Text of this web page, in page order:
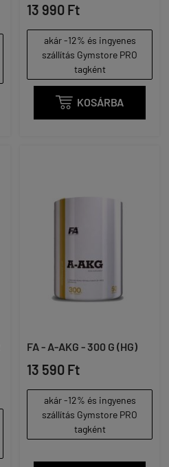
13 990 Ft
akár -12% és ingyenes
szállítás Gymstore PRO
tagként
 KOSÁRBA
FA - A-AKG - 300 G (HG)
13 590 Ft
akár -12% és ingyenes
szállítás Gymstore PRO
tagként